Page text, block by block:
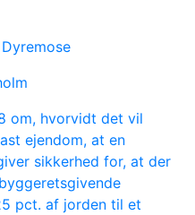
om, hvorvidt det vil
ejendom, at en
sikkerhed for, at der
pct. af jorden til et